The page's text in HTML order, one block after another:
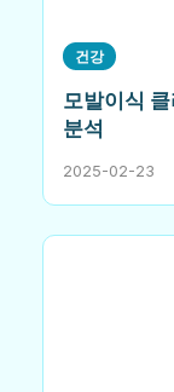
건강
모발이식
분석
2025-02-23